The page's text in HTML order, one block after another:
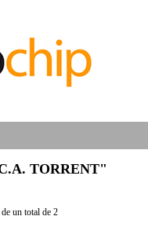
TORRENT"
un total de 2